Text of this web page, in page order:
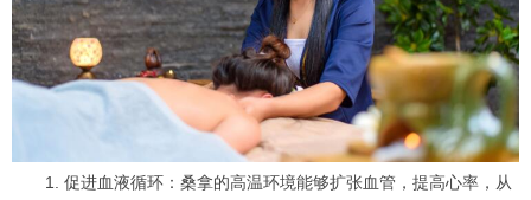
1. 促进血液循环：桑拿的高温环境能够扩张血管，提高心率，从